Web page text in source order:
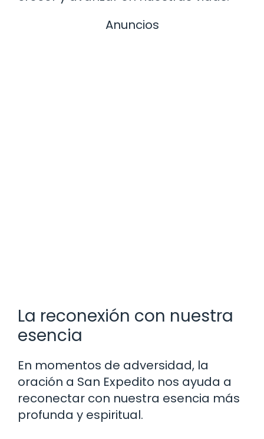
Anuncios
La reconexión con nuestra
esencia
En momentos de adversidad, la
oración a San Expedito nos ayuda a
reconectar con nuestra esencia más
profunda y espiritual.